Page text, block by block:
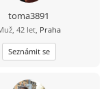
toma3891
42 let, Praha
Seznámit se